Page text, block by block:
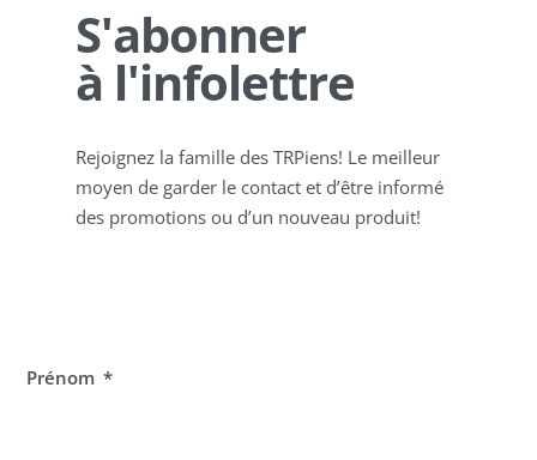
S'abonner
à l'infolettre
Rejoignez la famille des TRPiens! Le meilleur
moyen de garder le contact et d’être informé
des promotions ou d’un nouveau produit!
Prénom